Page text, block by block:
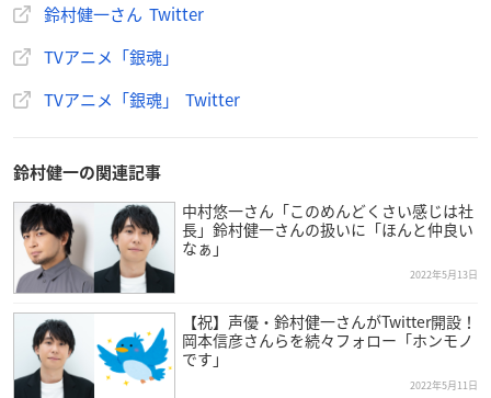
鈴村健一さん Twitter
TVアニメ「銀魂」
TVアニメ「銀魂」 Twitter
鈴村健一の関連記事
中村悠一さん「このめんどくさい感じは社
長」鈴村健一さんの扱いに「ほんと仲良い
なぁ」
2022年5月13日
【祝】声優・鈴村健一さんがTwitter開設！
岡本信彦さんらを続々フォロー「ホンモノ
です」
2022年5月11日